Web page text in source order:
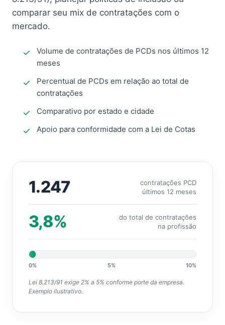
comparar seu mix de contratações com o
mercado.
Volume de contratações de PCDs nos últimos 12
meses
Percentual de PCDs em relação ao total de
contratações
Comparativo por estado e cidade
Apoio para conformidade com a Lei de Cotas
1.247
contratações PCD
últimos 12 meses
3,8%
do total de contratações
na profissão
0% 5% 10%
Lei 8.213/91 exige 2% a 5% conforme porte da empresa.
Exemplo ilustrativo.